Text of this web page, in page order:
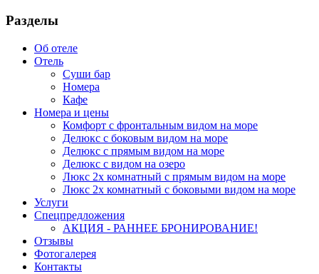
Разделы
Об отеле
Отель
Суши бар
Номера
Кафе
Номера и цены
Комфорт с фронтальным видом на море
Делюкс с боковым видом на море
Делюкс с прямым видом на море
Делюкс с видом на озеро
Люкс 2х комнатный с прямым видом на море
Люкс 2х комнатный с боковыми видом на море
Услуги
Спецпредложения
АКЦИЯ - РАННЕЕ БРОНИРОВАНИЕ!
Отзывы
Фотогалерея
Контакты